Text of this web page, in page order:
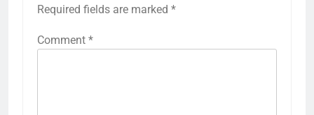
Required fields are marked *
Comment *